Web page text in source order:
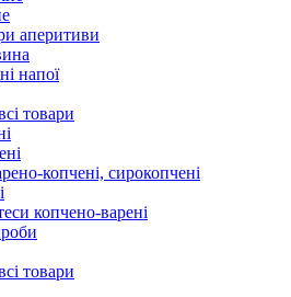
аперитиви
напої
товари
копчені, сирокопчені
копчено-варені
товари